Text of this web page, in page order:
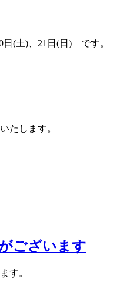
日(土)、21日(日) です。
たします。
ございます
す。